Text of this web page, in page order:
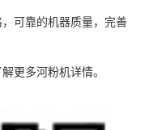
可靠的机器质量，完善
更多河粉机详情。